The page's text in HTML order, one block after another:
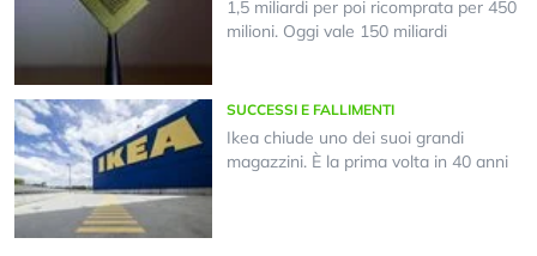
1,5 miliardi per poi ricomprata per 450
milioni. Oggi vale 150 miliardi
SUCCESSI E FALLIMENTI
Ikea chiude uno dei suoi grandi
magazzini. È la prima volta in 40 anni